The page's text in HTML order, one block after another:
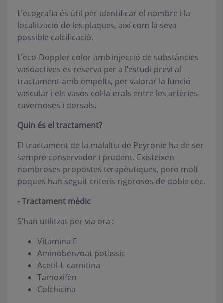
L’ecografia és útil per identificar el nombre i la
localització de les plaques, així com la seva
possible calcificació.
L’eco-Doppler color amb injecció de substàncies
vasoactives es reserva per a l’estudi previ al
tractament amb empelts, per valorar la funció
vascular i els vasos col·laterals entre les artèries
cavernoses i dorsals.
Quin és el tractament?
El tractament de la malaltia de Peyronie ha de ser
sempre conservador i prudent. Existeixen
nombroses propostes terapèutiques, però molt
poques han seguit criteris rigorosos de doble cec.
- Tractament mèdic
S’han utilitzat per via oral:
Vitamina E
Aminobenzoat potàssic
Acetil-L-carnitina
Tamoxifèn
Colchicina